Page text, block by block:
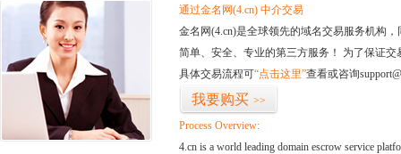
通过金名网(4.cn) 中介交易
金名网(4.cn)是全球领先的域名交易服务机构
简单、安全、专业的第三方服务！ 为了保证
具体交易流程可“点击这里”查看或咨询
我要购买 >>
Process Overview:
4.cn is a world leading domain escrow service